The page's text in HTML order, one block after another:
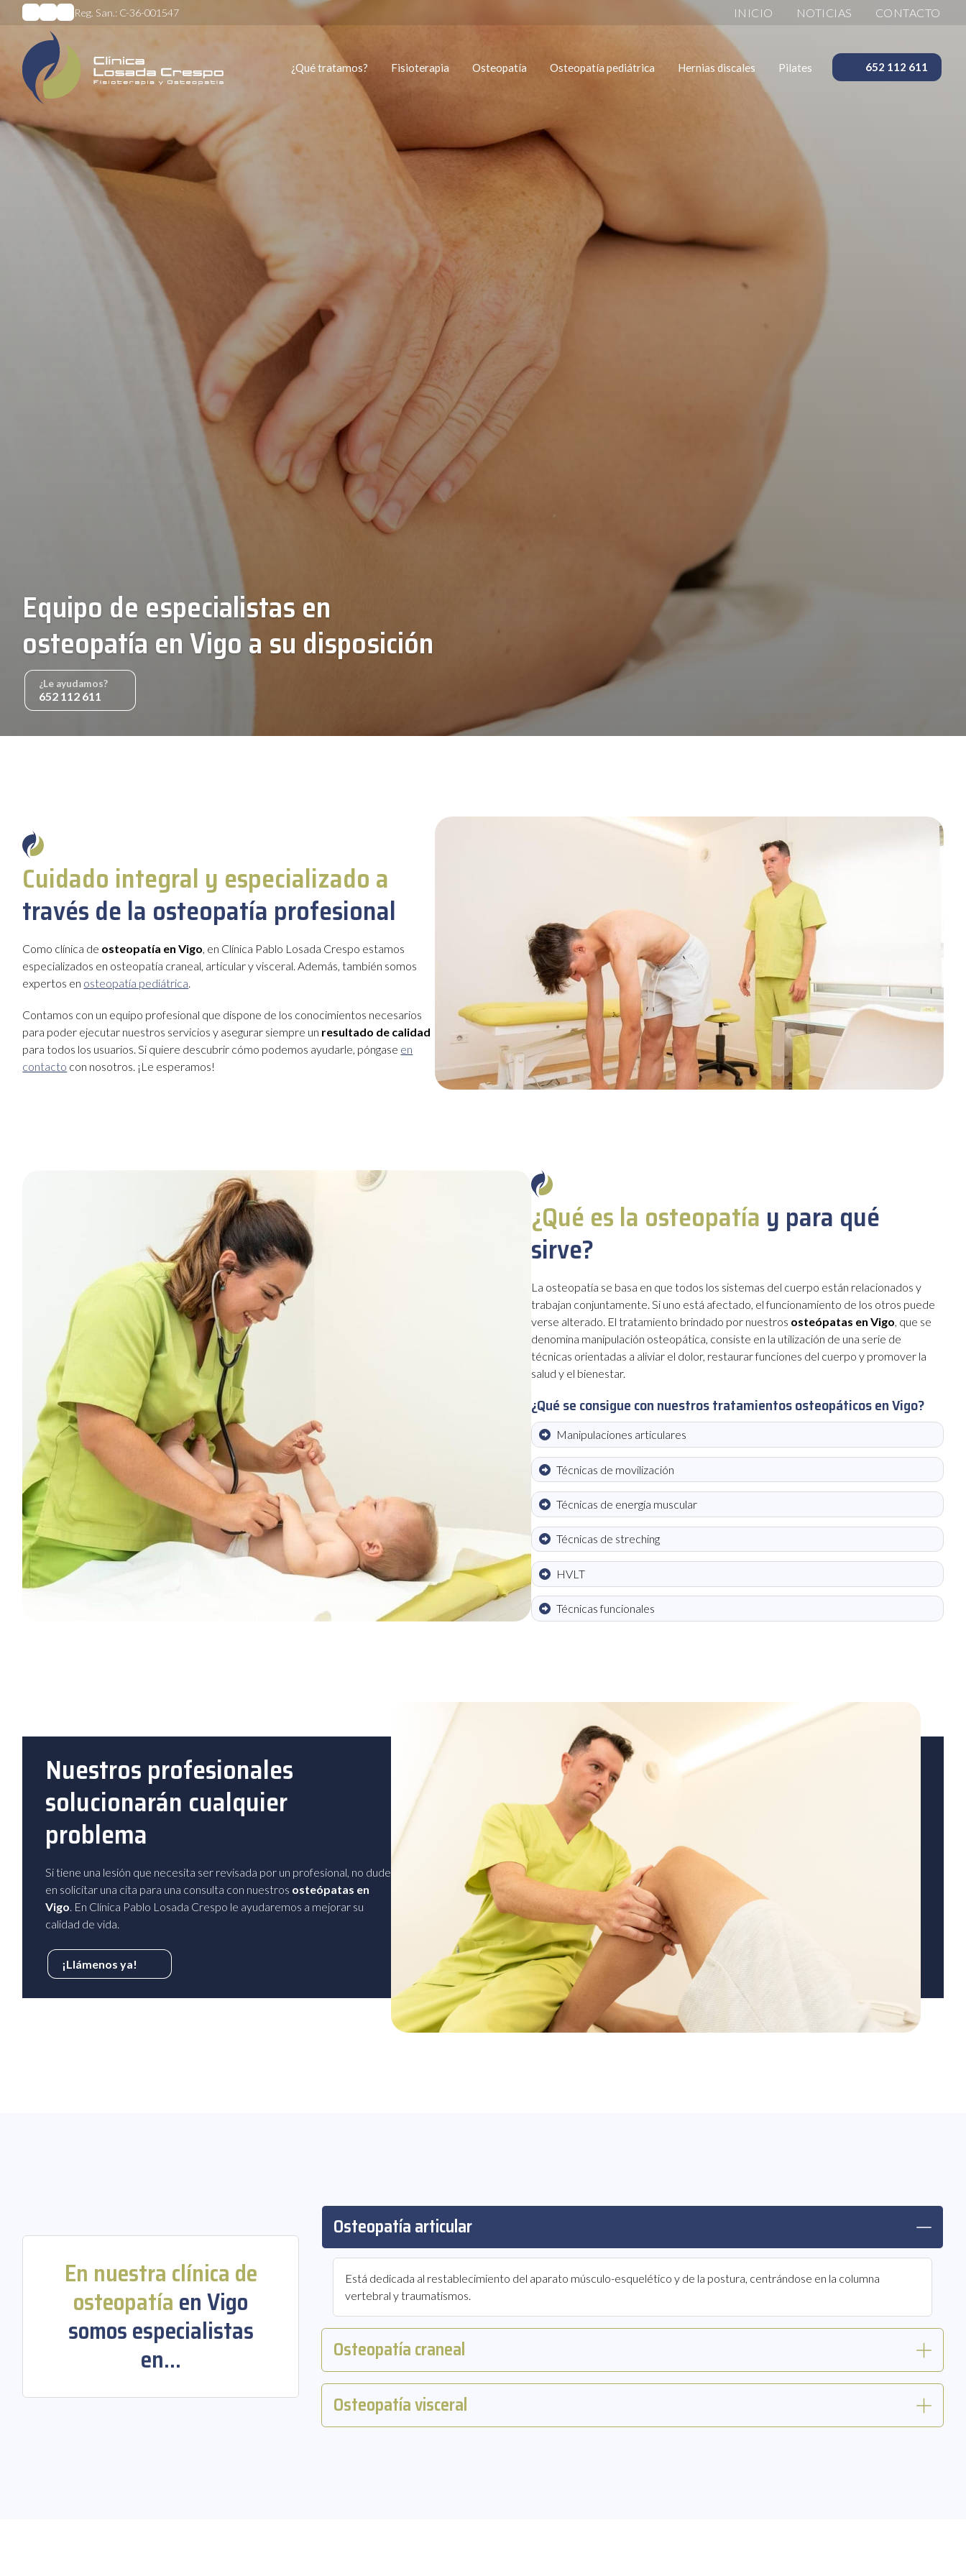
Reg. San.: C-36-001547 INICIO NOTICIAS CONTACTO
¿Qué tratamos? Fisioterapia Osteopatía Osteopatía pediátrica Hernias discales Pilates 652 112 611
Equipo de especialistas en
osteopatía en Vigo a su disposición
¿Le ayudamos?
652 112 611
Cuidado integral y especializado a
través de la osteopatía profesional
Como clínica de osteopatía en Vigo , en Clínica Pablo Losada Crespo estamos
especializados en osteopatía craneal, articular y visceral. Además, también somos
expertos en osteopatía pediátrica
Contamos con un equipo profesional que dispone de los conocimientos necesarios
para poder ejecutar nuestros servicios y asegurar siempre un resultado de calidad
para todos los usuarios. Si quiere descubrir cómo podemos ayudarle, póngase en
contacto con nosotros. ¡Le esperamos!
¿Qué es la osteopatía y para qué
sirve?
La osteopatía se basa en que todos los sistemas del cuerpo están relacionados y
trabajan conjuntamente. Si uno está afectado, el funcionamiento de los otros puede
verse alterado. El tratamiento brindado por nuestros osteópatas en Vigo, que se
denomina manipulación osteopática, consiste en la utilización de una serie de
técnicas orientadas a aliviar el dolor, restaurar funciones del cuerpo y promover la
salud y el bienestar.
¿Qué se consigue con nuestros tratamientos osteopáticos en Vigo?
Manipulaciones articulares
Técnicas de movilización
Técnicas de energía muscular
Técnicas de streching
HVLT
Técnicas funcionales
Nuestros profesionales
solucionarán cualquier
problema
Si tiene una lesión que necesita ser revisada por un profesional, no dude
en solicitar una cita para una consulta con nuestros osteópatas en
Vigo. En Clínica Pablo Losada Crespo le ayudaremos a mejorar su
calidad de vida.
¡Llámenos ya!
En nuestra clínica de
osteopatía en Vigo
somos especialistas
en...
Osteopatía articular
Está dedicada al restablecimiento del aparato músculo-esquelético y de la postura, centrándose en la columna
vertebral y traumatismos.
Osteopatía craneal
Osteopatía visceral